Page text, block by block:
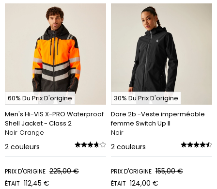
60% Du Prix D'origine
Men's Hi-VIS X-PRO Waterproof
Shell Jacket - Class 2
Noir Orange
2 couleurs
PRIX D'ORIGINE 225,00 €
ÉTAIT 112,45 €
30% Du Prix D'origine
Dare 2b -Veste imperméable
femme Switch Up II
Noir
2 couleurs
PRIX D'ORIGINE 155,00 €
ÉTAIT 124,00 €